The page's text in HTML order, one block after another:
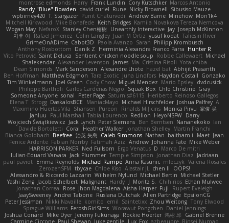
montrose edmonds Harry Frank Lundin Cory Kutschker Marcos Antonio
Randy "Blue" Bowden david curiel Rune Nicky Brownell Sibusiso Mauze
wpbirney420 T. Stargazer Punit Chaturvedi Andrew Barrie Minehow Mon1k4
Mitchell Kirkwood Mike Bonafede Keith Bridges Kamila Novakova Tereza Nemcova
Wogan May NefaroX Stanley Chen榕樹 Unearthly Interactive Jay Joseph McKinnon
지후 이
Rafael Jimenez Colin Langley Juan M Ortiz yusuf kodat Taliesin River
GrimeOnADime Cabot3D Paola Avanzo Sarah Philipp Krombusch
Anthony Rosbottom Danik Z Herminia Alexandra Franco Parra Hunter R
Vito Petrović Saint Deluca Sentient chicken noodle soup Robbe Callewaert Michael
Shalekendar Alexander Levenson James Ma. Cristina Risoli Yota chiba
Dean Simonds Mark Sanderson Alexandre Lhote hazel bat Abhijit Prasanth
Ben Hoffman Matthew Edgmon Tara Exotic Juha Lindfors Haydon Costall Gonzako
Tim Winkelmann
Joel Green Cody Chow Miguel Mendez Mario Epsley dvdcusick
Philippe Bartholi Carlos Cardenas Negro Squak Box Chlo Christine Gray
Someone Anyone sonal Peter Page Saturnis#6115 Heriberto Reinoso Gallegos
Elena T Strogg DaskalosBCE ManiacMayo Michael Hirschfelder Joshua Palfrey A
Maximino Huertas Vila Shansen Pureon Rinalds Miļicins Monica Pirvu 家俊 吴
Jahluu
Paul Marshall Tabia Lourenco Redlion HeyoNSFW Darry
Wojciech Świątkiewicz Jack Lynch Peter Siemens Ben Berntsen Nananekoko Ian
Davide Bortoletti Coral Heather Walker Jonathan Shelley Martín Franchi
Bianca Goldbach Beefree 治英 矢島 Caleb Simmons Nathan baitham i Maet Jean
Fenice Ardente Fabian Norrby Fatimah Aziz Andrew Johanna Fate Mike Weber
HARRISON PARKER Ned Fullsom Ergo Venatus D Marco De mitri
Iulian-Eduard Varvara Jack Plummer Temple Simpson Jonathan Diaz Jadriaan
paul paviot Emma Reynolds Michael Rampe Anna Kasunic mleczyk Valeria Rosales
ZerozenSFM tbycae Chloe Kiso Alastair JL chen li
OOPS!
Alessandro & Riccardo Lazzarin Wilhelm Nylund Michael Bertin Michael Stetler
Yashi Zeng Jacob Schelbert Malignant Hardy J Moritz S. Chihirios Ethan Mulwee
Jonathan Correa
Rose Jhon Magdalena Aisha Harper Fuji
Rupert Eveleigh
JaaySweeney Andrei Tabone Ruslana Dutchak Allen Partridge EpsilonCG
Peter Jessiman
Nikki Navaille komito emil Saintetixx Zhou Weitong Tony Elwood
Sprague Williams FeroshGirlSims Worawut Pongchen Daniel Jennings
Joshua Conard
Mike Dyer Jeremy Fukunaga Rockie Hoerter 鸿彬 邱 Gabriel Brenne
Carmine Ciccone Paul Shewan luke gentile Lux_Fox azbeaupre Binsei Numao